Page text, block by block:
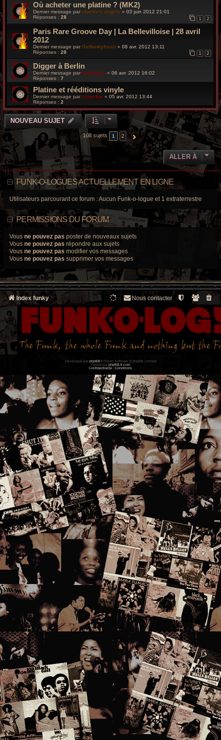
Où acheter une platine ? (MK2)
Dernier message par charlie's angels « 03 juin 2012 21:01
Réponses : 28 1 2
Paris Rare Groove Day | La Bellevilloise | 28 avril
2012
Dernier message par Getfunkyfresh « 08 avr. 2012 13:11
Réponses : 28 1 2
Digger à Berlin
Dernier message par funkiness « 06 avr. 2012 16:02
Réponses : 7
Platine et rééditions vinyle
Dernier message parsilverfox « 05 avr. 2012 13:44
Réponses : 2
NOUVEAU SUJET
108 sujets 1 2 SUIVANTE
ALLER À
FUNK-O-LOGUES ACTUELLEMENT EN LIGNE
Utilisateurs parcourant ce forum : Aucun Funk-o-logue et 1 extraterrestre
PERMISSIONS DU FORUM
Vous ne pouvez pas poster de nouveaux sujets
Vous ne pouvez pas répondre aux sujets
Vous ne pouvez pas modifier vos messages
Vous ne pouvez pas supprimer vos messages
Index funky Nous contacter
Développé par phpBB® Forum Software © phpBB Limited
Traduit par phpBB-fr.com
Confidentialité | Conditions